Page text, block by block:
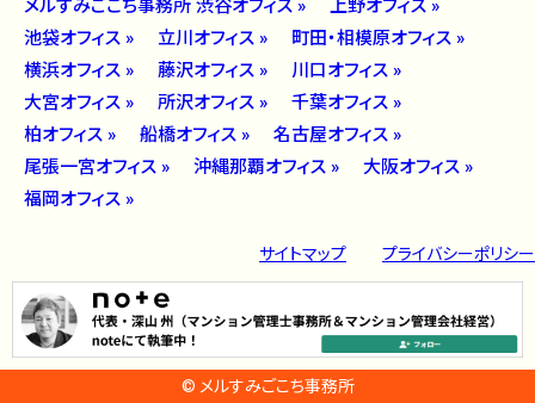
メルすみごこち事務所 渋谷オフィス »
上野オフィス »
池袋オフィス »
立川オフィス »
町田・相模原オフィス »
横浜オフィス »
藤沢オフィス »
川口オフィス »
大宮オフィス »
所沢オフィス »
千葉オフィス »
柏オフィス »
船橋オフィス »
名古屋オフィス »
尾張一宮オフィス »
沖縄那覇オフィス »
大阪オフィス »
福岡オフィス »
サイトマップ プライバシーポリシー
© メルすみごこち事務所